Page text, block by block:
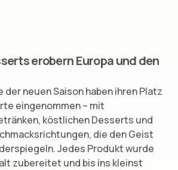
erobern Europa und den
der neuen Saison haben ihren Platz
eingenommen – mit
köstlichen Desserts und
die den Geist
Jedes Produkt wurde
zubereitet und bis ins kleinst